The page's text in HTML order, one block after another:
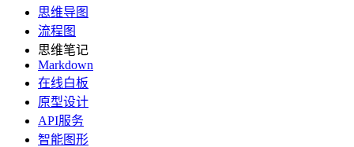
思维导图
流程图
思维笔记
Markdown
在线白板
原型设计
API服务
智能图形